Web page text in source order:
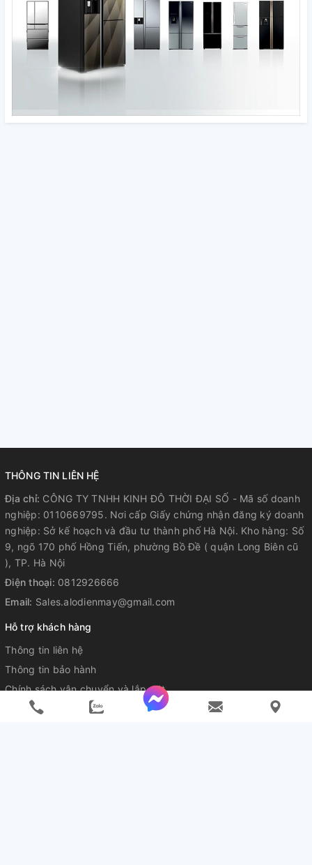
THÔNG TIN LIÊN HỆ
Địa chỉ: CÔNG TY TNHH KINH ĐÔ THỜI ĐẠI SỐ - Mã số doanh
nghiệp: 0110669795. Nơi cấp Giấy chứng nhận đăng ký doanh
nghiệp: Sở kế hoạch và đầu tư thành phố Hà Nội. Kho hàng: Số
9, ngõ 170 phố Hồng Tiến, phường Bồ Đề ( quận Long Biên cũ
), TP. Hà Nội
Điện thoại: 0812926666
Email: Sales.alodienmay@gmail.com
Hỗ trợ khách hàng
Thông tin liên hệ
Thông tin bảo hành
Chính sách vận chuyển và lắp đặt
Chính sách đổi mới sản phẩm